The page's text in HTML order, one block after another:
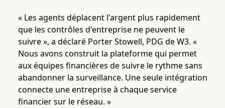
« Les agents déplacent l'argent plus rapidement
que les contrôles d'entreprise ne peuvent le
suivre », a déclaré Porter Stowell, PDG de W3. «
Nous avons construit la plateforme qui permet
aux équipes financières de suivre le rythme sans
abandonner la surveillance. Une seule intégration
connecte une entreprise à chaque service
financier sur le réseau. »